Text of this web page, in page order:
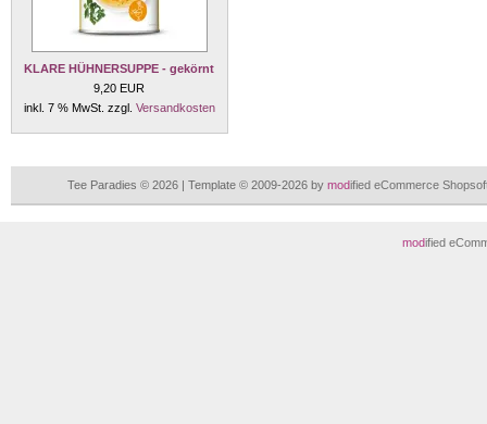
KLARE HÜHNERSUPPE - gekörnt
9,20 EUR
inkl. 7 % MwSt. zzgl. Versandkosten
Tee Paradies © 2026 | Template © 2009-2026 by modified eCommerce
modified